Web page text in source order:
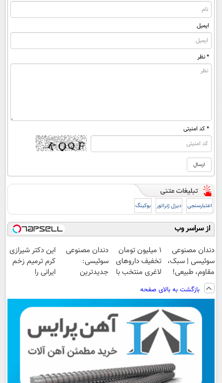
ایمیل
* نظر
* کد امنیتی
اعتبارسنجی دیزل ژنراتور بوکینگ
از سراسر وب
دندان مصنوعی
سوئیسی | سبک،
مقاوم، طبیعی!
ویزیت
رایگان+پرداخت
اقساطی😍
۱ میلیون تومان
تخفیف داروهای
لاغری منتخب با
داروخانه نزدیکت
دندان مصنوعی
سوئیسی:
جدیدترین
پرداخت قسطی
این دکتر شیرازی
کرم ترمیم زخم
ایرانی را
بازگشت به بالای صفحه